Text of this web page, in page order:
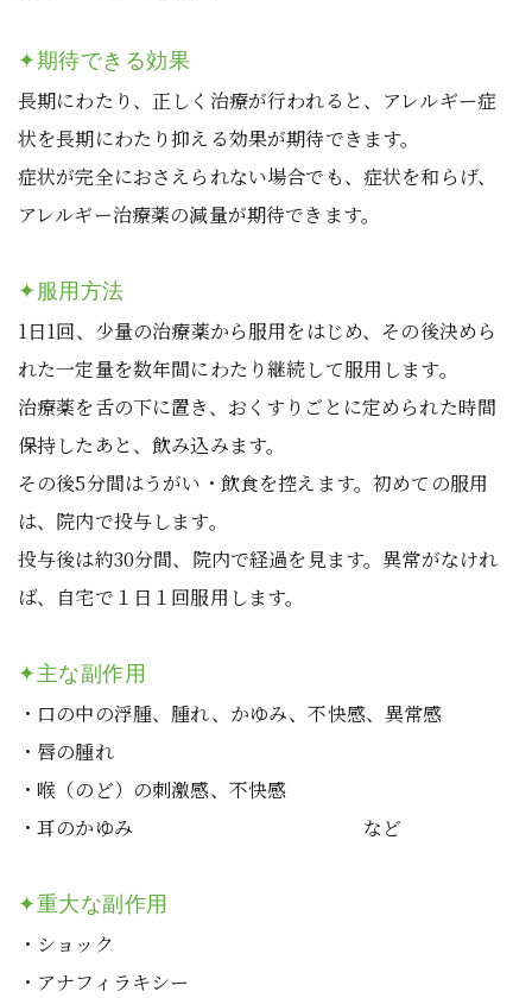
✦期待できる効果
長期にわたり、正しく治療が行われると、アレルギー症
状を長期にわたり抑える効果が期待できます。
症状が完全におさえられない場合でも、症状を和らげ、
アレルギー治療薬の減量が期待できます。
✦服用方法
1日1回、少量の治療薬から服用をはじめ、その後決めら
れた一定量を数年間にわたり継続して服用します。
治療薬を舌の下に置き、おくすりごとに定められた時間
保持したあと、飲み込みます。
その後5分間はうがい・飲食を控えます。初めての服用
は、院内で投与します。
投与後は約30分間、院内で経過を見ます。異常がなけれ
ば、自宅で１日１回服用します。
✦主な副作用
・口の中の浮腫、腫れ、かゆみ、不快感、異常感
・唇の腫れ
・喉（のど）の刺激感、不快感
・耳のかゆみ など
✦重大な副作用
・ショック
・アナフィラキシー